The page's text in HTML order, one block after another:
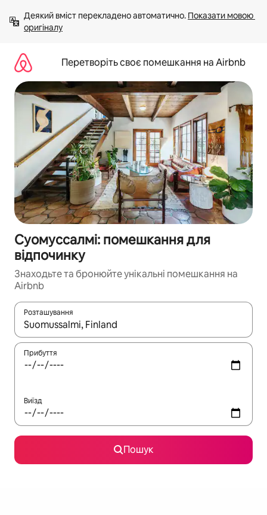
вмісту
Деякий вміст перекладено автоматично. Показати мовою
оригіналу
Перетворіть своє помешкання на Airbnb
Суомуссалмі: помешкання для
відпочинку
Знаходьте та бронюйте унікальні помешкання на
Airbnb
Розташування
Отримавши результати пошуку, використовуйте для
Прибуття
Виїзд
Пошук